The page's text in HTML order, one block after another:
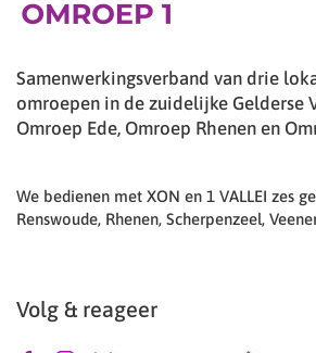
Samenwerkingsverband van drie
omroepen in de zuidelijke Gelderse
Omroep Ede, Omroep Rhenen en
We bedienen met XON en 1 VALLEI zes
Renswoude, Rhenen, Scherpenzeel,
Volg & reageer